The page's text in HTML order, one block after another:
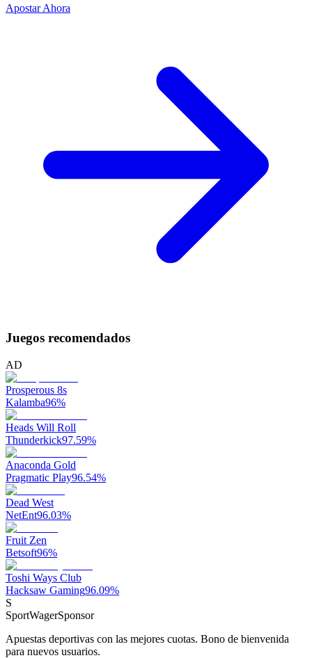
Apostar Ahora
Juegos recomendados
AD
Prosperous 8s
Kalamba96%
Heads Will Roll
Thunderkick97.59%
Anaconda Gold
Pragmatic Play96.54%
Dead West
NetEnt96.03%
Fruit Zen
Betsoft96%
Toshi Ways Club
Hacksaw Gaming96.09%
S
SportWagerSponsor
Apuestas deportivas con las mejores cuotas. Bono de bienvenida
para nuevos usuarios.